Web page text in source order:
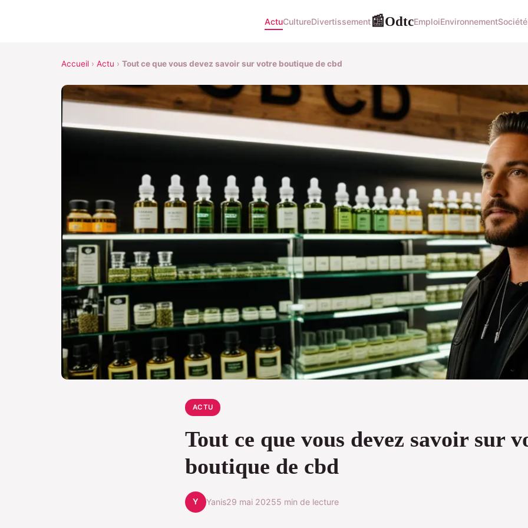
ActuCultureDivertissement📰OdtcEmploiEnvironnementSociété
Accueil › Actu › Tout ce que vous devez savoir sur votre boutique de cbd
ACTU
Tout ce que vous devez savoir sur
boutique de cbd
Y Yanis29 mai 20255 min de lecture